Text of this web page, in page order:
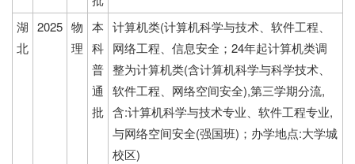
湖
北
2025 物
理
本
科
普
通
批
计算机类(计算机科学与技术、软件工程、
网络工程、信息安全；24年起计算机类调
整为计算机类(含计算机科学与科学技术、
软件工程、网络空间安全),第三学期分流,
含:计算机科学与技术专业、软件工程专业,
与网络空间安全(强国班)；办学地点:大学城
校区)